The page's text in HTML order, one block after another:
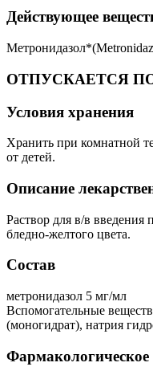
Действующее
ОТПУСКАЕТСЯ
Условия хранения
Хранить при комнатной
от детей.
Описание
Раствор для в/в введения
бледно-желтого цвета.
Состав
метронидазол 5 мг/мл
Вспомогательные
(моногидрат), натрия
Фармакологическое